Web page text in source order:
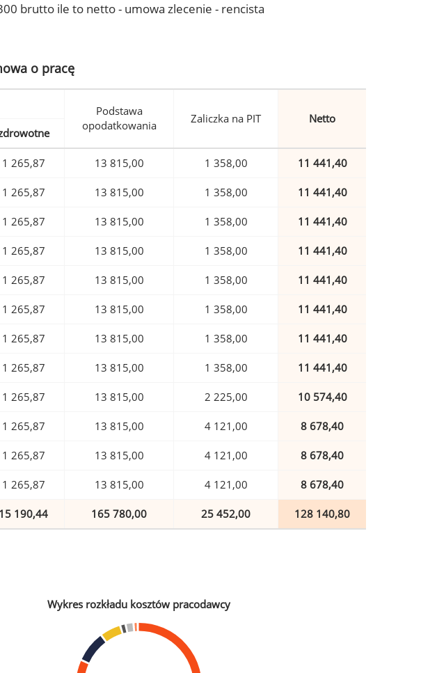
brutto ile to netto - umowa zlecenie - rencista
o pracę
Podstawa
opodatkowania
Zaliczka na PIT Netto
1 265,87 13 815,00 1 358,00 11 441,40
1 265,87 13 815,00 1 358,00 11 441,40
1 265,87 13 815,00 1 358,00 11 441,40
1 265,87 13 815,00 1 358,00 11 441,40
1 265,87 13 815,00 1 358,00 11 441,40
1 265,87 13 815,00 1 358,00 11 441,40
1 265,87 13 815,00 1 358,00 11 441,40
1 265,87 13 815,00 1 358,00 11 441,40
1 265,87 13 815,00 2 225,00 10 574,40
1 265,87 13 815,00 4 121,00 8 678,40
1 265,87 13 815,00 4 121,00 8 678,40
1 265,87 13 815,00 4 121,00 8 678,40
15 190,44 165 780,00 25 452,00 128 140,80
Wykres rozkładu kosztów pracodawcy